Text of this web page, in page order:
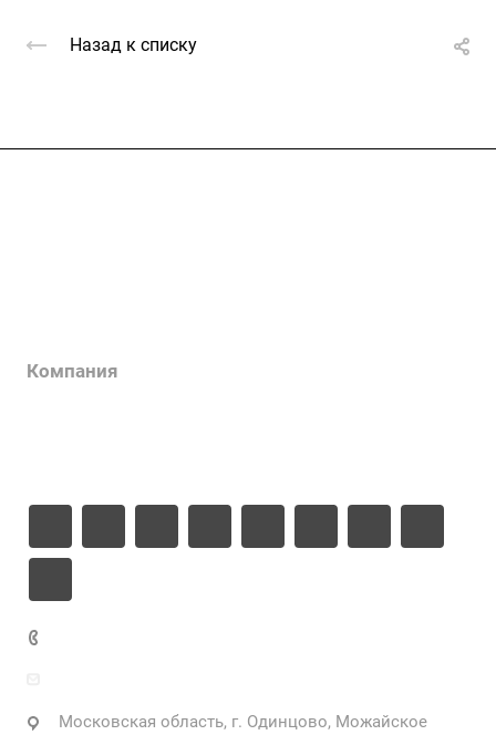
Назад к списку
Компания
Московская область, г. Одинцово, Можайское